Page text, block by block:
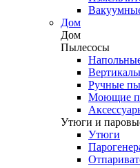
Дом
Дом
Пылесосы
Ручные
Моющие
Утюги и
Утюги